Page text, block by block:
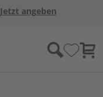
Jetzt angeben